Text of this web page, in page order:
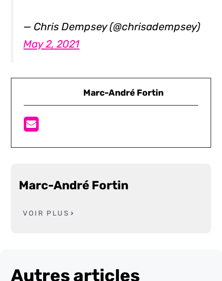
— Chris Dempsey (@chrisadempsey)
May 2, 2021
Marc-André Fortin
Marc-André Fortin
VOIR PLUS
Autres articles